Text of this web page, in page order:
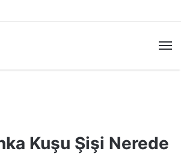
Kuşu Şişi Nerede